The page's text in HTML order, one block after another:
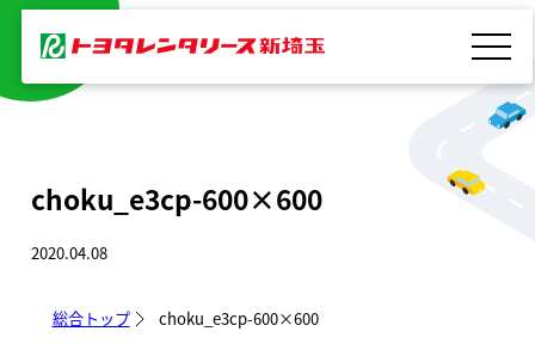
を
choku_e3cp-600×600
2020.04.08
総合トップ choku_e3cp-600×600